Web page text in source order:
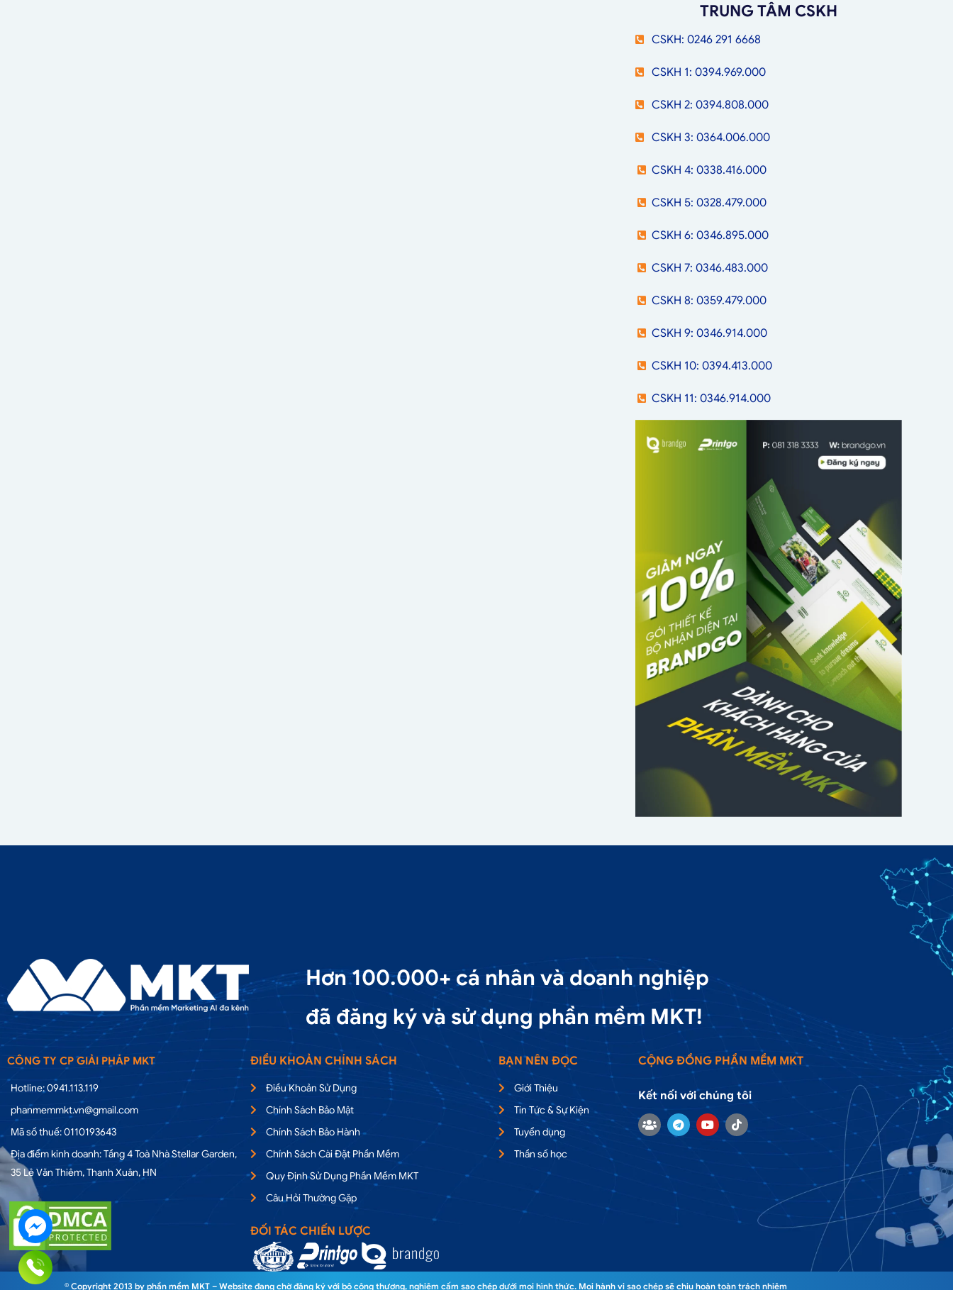
TRUNG TÂM CSKH
CSKH: 0246 291 6668
CSKH 1: 0394.969.000
CSKH 2: 0394.808.000
CSKH 3: 0364.006.000
CSKH 4: 0338.416.000
CSKH 5: 0328.479.000
CSKH 6: 0346.895.000
CSKH 7: 0346.483.000
CSKH 8: 0359.479.000
CSKH 9: 0346.914.000
CSKH 10: 0394.413.000
CSKH 11: 0346.914.000
Hơn 100.000+ cá nhân và doanh nghiệp
đã đăng ký và sử dụng phần mềm MKT!
CÔNG TY CP GIẢI PHÁP MKT
Hotline: 0941.113.119
phanmemmkt.vn@gmail.com
Mã số thuế: 0110193643
Địa điểm kinh doanh: Tầng 4 Toà Nhà Stellar Garden,
35 Lê Văn Thiêm, Thanh Xuân, HN
ĐIỀU KHOẢN CHÍNH SÁCH
Điều Khoản Sử Dụng
Chính Sách Bảo Mật
Chính Sách Bảo Hành
Chính Sách Cài Đặt Phần Mềm
Quy Định Sử Dụng Phần Mềm MKT
Câu Hỏi Thường Gặp
ĐỐI TÁC CHIẾN LƯỢC
BẠN NÊN ĐỌC
Giới Thiệu
Tin Tức & Sự Kiện
Tuyển dụng
Thần số học
CỘNG ĐỒNG PHẦN MỀM MKT
Kết nối với chúng tôi
© Copyright 2013 by phần mềm MKT – Website đang chờ đăng ký với bộ công thương, nghiêm cấm sao chép dưới mọi hình thức. Mọi hành vi sao chép sẽ chịu hoàn toàn trách nhiệm